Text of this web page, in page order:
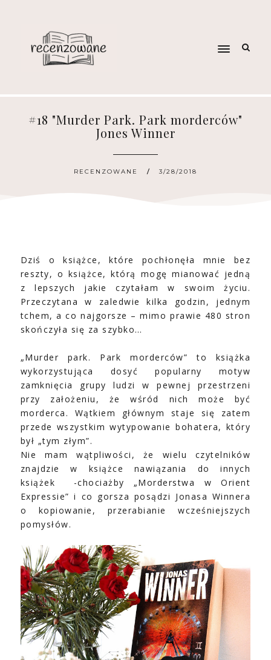
#18 "Murder Park. Park morderców"
Jones Winner
RECENZOWANE 3/28/2018
Dziś o książce, które pochłonęła mnie bez
reszty, o książce, którą mogę mianować jedną
z lepszych jakie czytałam w swoim życiu.
Przeczytana w zaledwie kilka godzin, jednym
tchem, a co najgorsze – mimo prawie 480 stron
skończyła się za szybko…
„Murder park. Park morderców” to książka
wykorzystująca dosyć popularny motyw
zamknięcia grupy ludzi w pewnej przestrzeni
przy założeniu, że wśród nich może być
morderca. Wątkiem głównym staje się zatem
przede wszystkim wytypowanie bohatera, który
był „tym złym”.
Nie mam wątpliwości, że wielu czytelników
znajdzie w książce nawiązania do innych
książek
-chociażby „Morderstwa w Orient
Expressie” i co gorsza posądzi Jonasa Winnera
o kopiowanie, przerabianie wcześniejszych
pomysłów.